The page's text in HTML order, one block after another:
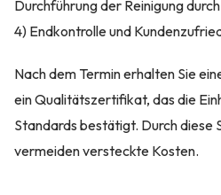
Durchführung der Reinigung
4) Endkontrolle und
Nach dem Termin erhalten Sie
ein Qualitätszertifikat, das die
Standards bestätigt. Durch diese
vermeiden versteckte Kosten.